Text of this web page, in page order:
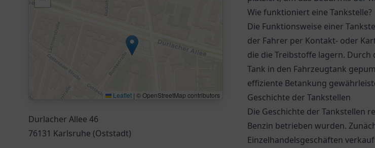
Leaflet | © OpenStreetMap contributors
Durlacher Allee 46
76131 Karlsruhe (Oststadt)
Wie funktioniert eine Tankstelle?
Die Funktionsweise einer
der Fahrer per Kontakt- oder
die die Treibstoffe lagern.
Tank in den Fahrzeugtank
effiziente Betankung
Geschichte der Tankstellen
Die Geschichte der Tankstellen
Benzin betrieben wurden.
Einzelhandelsgeschäften